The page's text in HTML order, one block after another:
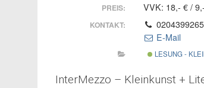
PREIS: VVK: 18,- € /
KONTAKT:
E-Mail
LESUNG -
InterMezzo – Kleinkunst +